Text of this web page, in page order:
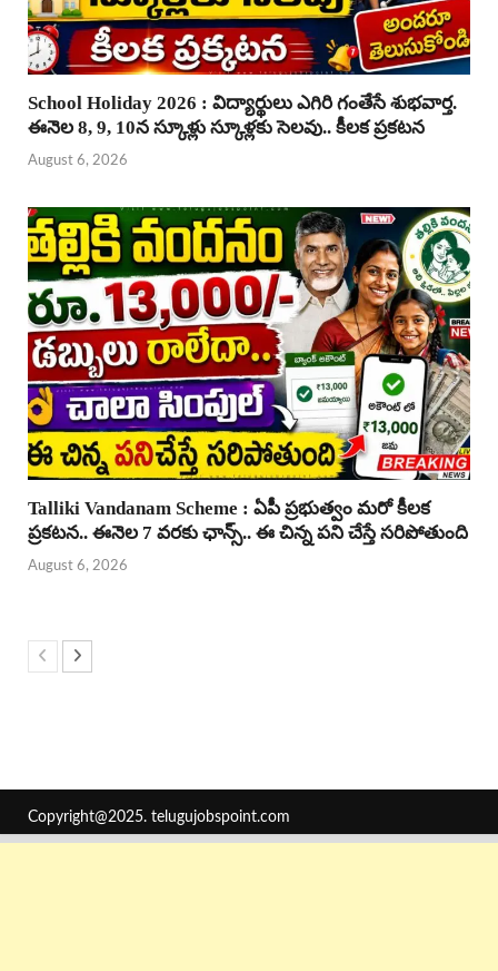
School Holiday 2026 : విద్యార్థులు ఎగిరి గంతేసే శుభవార్త.
ఈనెల 8, 9, 10న స్కూళ్లు స్కూళ్లకు సెలవు.. కీలక ప్రకటన
August 6, 2026
Talliki Vandanam Scheme : ఏపీ ప్రభుత్వం మరో కీలక
ప్రకటన.. ఈనెల 7 వరకు ఛాన్స్.. ఈ చిన్న పని చేస్తే సరిపోతుంది
August 6, 2026
Copyright@2025. telugujobspoint.com